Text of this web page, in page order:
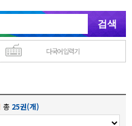
다국어 입력기
총 25권(개)